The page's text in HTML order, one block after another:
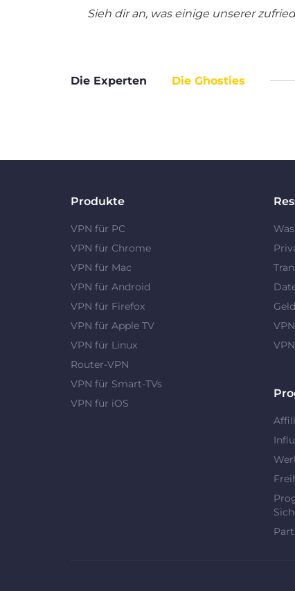
Sieh dir an, was einige unserer
Die Experten Die Ghosties
Produkte
VPN für PC
VPN für Chrome
VPN für Mac
VPN für Android
VPN für Firefox
VPN für Apple TV
VPN für Linux
Router-VPN
VPN für Smart-TVs
VPN für iOS